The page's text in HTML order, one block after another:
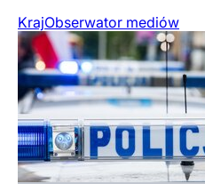
KrajObserwator mediów